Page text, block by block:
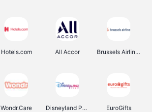
Hotels.com All Accor Brussels Airlines
Wondr.Care Disneyland Paris EuroGifts